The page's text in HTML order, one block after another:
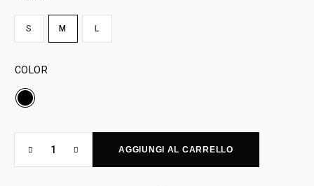
S M L
COLOR
AGGIUNGI AL CARRELLO